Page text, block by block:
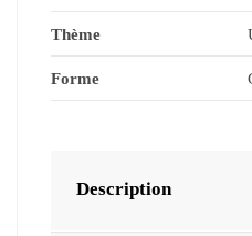
Thème
Forme
Description